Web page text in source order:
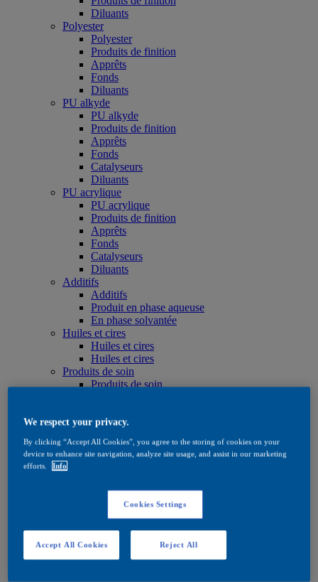
Diluants
Polyester
Polyester
Produits de finition
Apprêts
Fonds
Diluants
PU alkyde
PU alkyde
Produits de finition
Apprêts
Fonds
Catalyseurs
Diluants
PU acrylique
PU acrylique
Produits de finition
Apprêts
Fonds
Catalyseurs
Diluants
Additifs
Additifs
Produit en phase aqueuse
En phase solvantée
Huiles et cires
Huiles et cires
Huiles et cires
Produits de soin
Produits de soin
Huiles et cires
Teintes
Produit en phase aqueuse
Quick Search
Rechercher un produit
Imprégnation
Imprégnation
We respect your privacy.
By clicking “Accept All Cookies”, you agree to the storing of cookies on your
device to enhance site navigation, analyze site usage, and assist in our marketing
efforts.
Info
Cookies Settings
Reject All
Accept All Cookies